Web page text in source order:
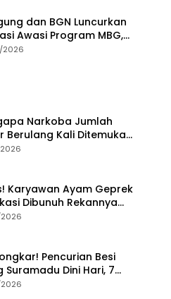
dan BGN Luncurkan
Awasi Program MBG,
Cara Lapornya
Narkoba Jumlah
Berulang Kali Ditemukan
Kepulauan
Karyawan Ayam Geprek
Dibunuh Rekannya
Tolak Diajak Merampok
Pencurian Besi
Suramadu Dini Hari, 7
Polisi